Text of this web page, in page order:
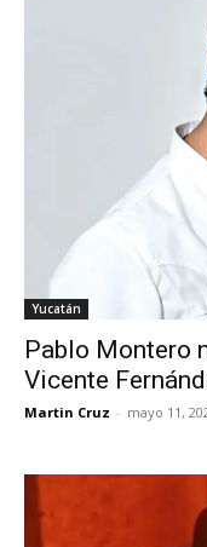
Yucatán
Pablo Montero
Vicente
Martin Cruz - mayo 11,